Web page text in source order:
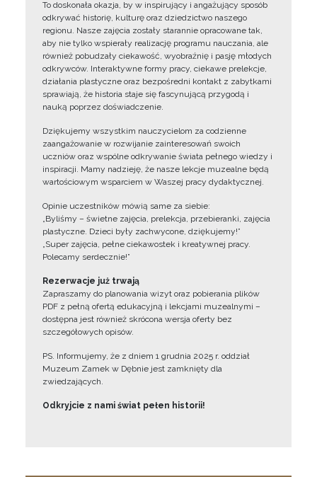
To doskonała okazja, by w inspirujący i angażujący sposób
odkrywać historię, kulturę oraz dziedzictwo naszego
regionu. Nasze zajęcia zostały starannie opracowane tak,
aby nie tylko wspierały realizację programu nauczania, ale
również pobudzały ciekawość, wyobraźnię i pasję młodych
odkrywców. Interaktywne formy pracy, ciekawe prelekcje,
działania plastyczne oraz bezpośredni kontakt z zabytkami
sprawiają, że historia staje się fascynującą przygodą i
nauką poprzez doświadczenie.
Dziękujemy wszystkim nauczycielom za codzienne
zaangażowanie w rozwijanie zainteresowań swoich
uczniów oraz wspólne odkrywanie świata pełnego wiedzy i
inspiracji. Mamy nadzieję, że nasze lekcje muzealne będą
wartościowym wsparciem w Waszej pracy dydaktycznej.
Opinie uczestników mówią same za siebie:
„Byliśmy – świetne zajęcia, prelekcja, przebieranki, zajęcia
plastyczne. Dzieci były zachwycone, dziękujemy!”
„Super zajęcia, pełne ciekawostek i kreatywnej pracy.
Polecamy serdecznie!”
Rezerwacje już trwają
Zapraszamy do planowania wizyt oraz pobierania plików
PDF z pełną ofertą edukacyjną i lekcjami muzealnymi –
dostępna jest również skrócona wersja oferty bez
szczegółowych opisów.
PS. Informujemy, że z dniem 1 grudnia 2025 r. oddział
Muzeum Zamek w Dębnie jest zamknięty dla
zwiedzających.
Odkryjcie z nami świat pełen historii!